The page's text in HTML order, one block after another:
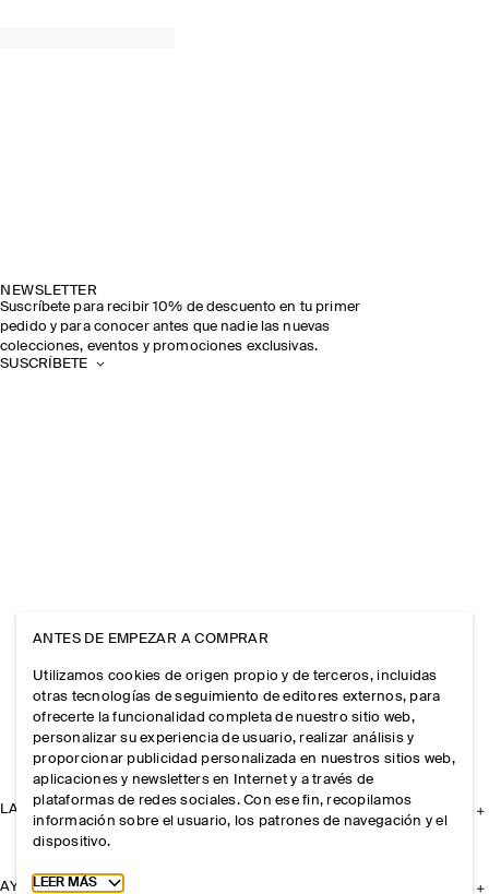
NEWSLETTER
Suscríbete para recibir 10% de descuento en tu primer
pedido y para conocer antes que nadie las nuevas
colecciones, eventos y promociones exclusivas.
SUSCRÍBETE
LA EMPRESA
AYUDA
ANTES DE EMPEZAR A COMPRAR
Utilizamos cookies de origen propio y de terceros, incluidas
otras tecnologías de seguimiento de editores externos, para
ofrecerte la funcionalidad completa de nuestro sitio web,
personalizar su experiencia de usuario, realizar análisis y
proporcionar publicidad personalizada en nuestros sitios web,
aplicaciones y newsletters en Internet y a través de
plataformas de redes sociales. Con ese fin, recopilamos
información sobre el usuario, los patrones de navegación y el
dispositivo.
Toggle more cookie information
LEER MÁS